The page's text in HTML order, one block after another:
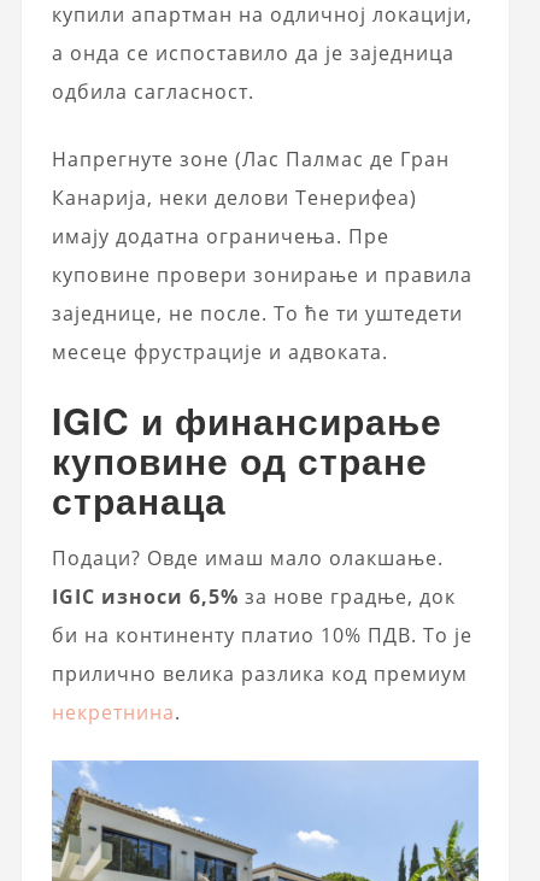
купили апартман на одличној локацији,
а онда се испоставило да је заједница
одбила сагласност.
Напрегнуте зоне (Лас Палмас де Гран
Канарија, неки делови Тенерифеа)
имају додатна ограничења. Пре
куповине провери зонирање и правила
заједнице, не после. То ће ти уштедети
месеце фрустрације и адвоката.
IGIC и финансирање
куповине од стране
странаца
Подаци? Овде имаш мало олакшање.
IGIC износи 6,5% за нове градње, док
би на континенту платио 10% ПДВ. То је
прилично велика разлика код премиум
некретнина.